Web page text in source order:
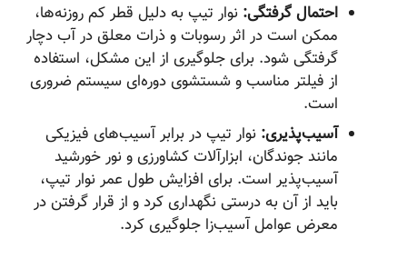
احتمال گرفتگی: نوار تیپ به دلیل قطر کم روزنه‌ها،
ممکن است در اثر رسوبات و ذرات معلق در آب دچار
گرفتگی شود. برای جلوگیری از این مشکل، استفاده
از فیلتر مناسب و شستشوی دوره‌ای سیستم ضروری
است.
آسیب‌پذیری: نوار تیپ در برابر آسیب‌های فیزیکی
مانند جوندگان، ابزارآلات کشاورزی و نور خورشید
آسیب‌پذیر است. برای افزایش طول عمر نوار تیپ،
باید از آن به درستی نگهداری کرد و از قرار گرفتن در
معرض عوامل آسیب‌زا جلوگیری کرد.